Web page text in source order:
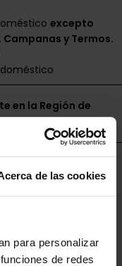
de las cookies
para personalizar
de redes
excepto
y Termos.
en la Región de